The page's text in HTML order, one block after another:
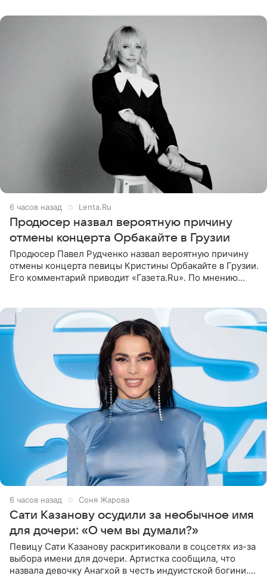
6 часов назад Lenta.Ru
Продюсер назвал вероятную причину
отмены концерта Орбакайте в Грузии
Продюсер Павел Рудченко назвал вероятную причину
отмены концерта певицы Кристины Орбакайте в Грузии.
Его комментарий приводит «Газета.Ru». По мнению
6 часов назад Соня Жарова
Сати Казанову осудили за необычное имя
для дочери: «О чем вы думали?»
Певицу Сати Казанову раскритиковали в соцсетях из-за
выбора имени для дочери. Артистка сообщила, что
назвала девочку Анагхой в честь индуистской богини.